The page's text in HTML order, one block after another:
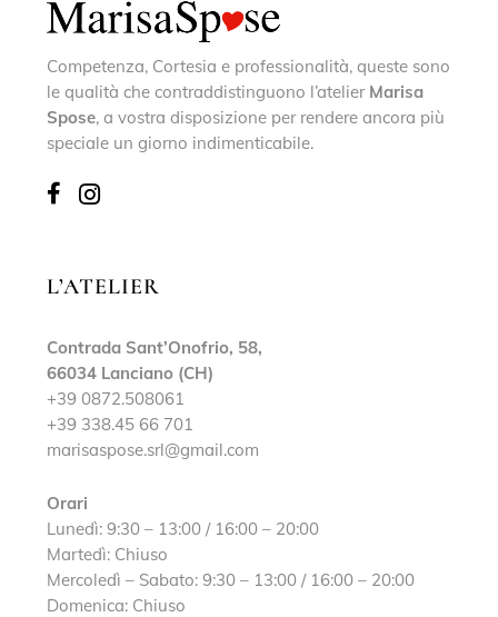
Competenza, Cortesia e professionalità, queste sono
le qualità che contraddistinguono l’atelier Marisa
Spose, a vostra disposizione per rendere ancora più
speciale un giorno indimenticabile.
L’ATELIER
Contrada Sant’Onofrio, 58,
66034 Lanciano (CH)
+39 0872.508061
+39 338.45 66 701
marisaspose.srl@gmail.com
Orari
Lunedì: 9:30 – 13:00 / 16:00 – 20:00
Martedì: Chiuso
Mercoledì – Sabato: 9:30 – 13:00 / 16:00 – 20:00
Domenica: Chiuso